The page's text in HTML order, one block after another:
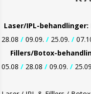
Laser/IPL-behandlinger:
28.08 / 09.09. / 25.09. /
Fillers/Botox-
05.08 / 28.08 / 09.09. /